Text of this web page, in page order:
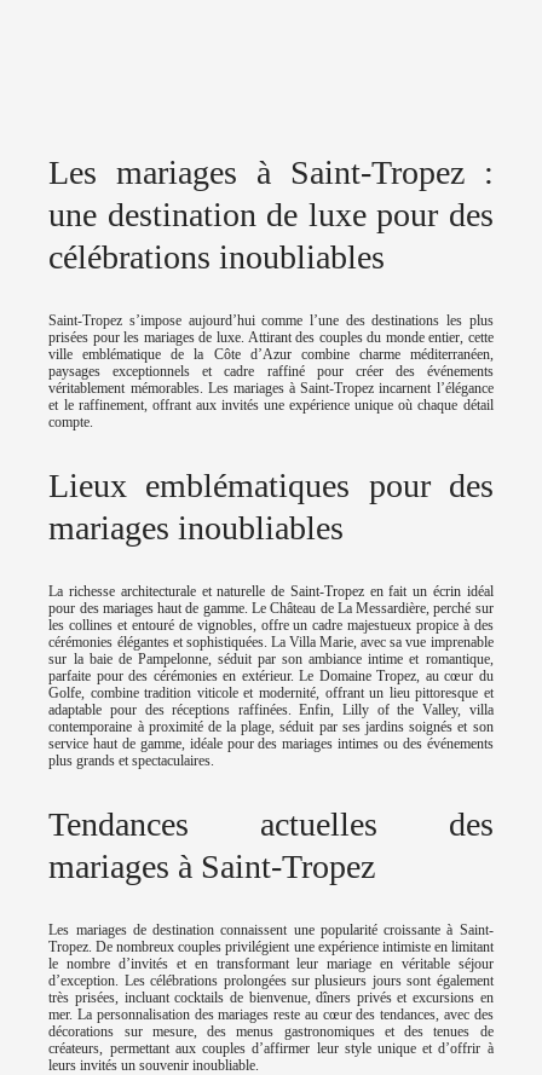
Les mariages à Saint-Tropez :
une destination de luxe pour des
célébrations inoubliables
Saint-Tropez s’impose aujourd’hui comme l’une des destinations les plus
prisées pour les mariages de luxe. Attirant des couples du monde entier, cette
ville emblématique de la Côte d’Azur combine charme méditerranéen,
paysages exceptionnels et cadre raffiné pour créer des événements
véritablement mémorables. Les mariages à Saint-Tropez incarnent l’élégance
et le raffinement, offrant aux invités une expérience unique où chaque détail
compte.
Lieux emblématiques pour des
mariages inoubliables
La richesse architecturale et naturelle de Saint-Tropez en fait un écrin idéal
pour des mariages haut de gamme. Le Château de La Messardière, perché sur
les collines et entouré de vignobles, offre un cadre majestueux propice à des
cérémonies élégantes et sophistiquées. La Villa Marie, avec sa vue imprenable
sur la baie de Pampelonne, séduit par son ambiance intime et romantique,
parfaite pour des cérémonies en extérieur. Le Domaine Tropez, au cœur du
Golfe, combine tradition viticole et modernité, offrant un lieu pittoresque et
adaptable pour des réceptions raffinées. Enfin, Lilly of the Valley, villa
contemporaine à proximité de la plage, séduit par ses jardins soignés et son
service haut de gamme, idéale pour des mariages intimes ou des événements
plus grands et spectaculaires.
Tendances actuelles des
mariages à Saint-Tropez
Les mariages de destination connaissent une popularité croissante à Saint-
Tropez. De nombreux couples privilégient une expérience intimiste en limitant
le nombre d’invités et en transformant leur mariage en véritable séjour
d’exception. Les célébrations prolongées sur plusieurs jours sont également
très prisées, incluant cocktails de bienvenue, dîners privés et excursions en
mer. La personnalisation des mariages reste au cœur des tendances, avec des
décorations sur mesure, des menus gastronomiques et des tenues de
créateurs, permettant aux couples d’affirmer leur style unique et d’offrir à
leurs invités un souvenir inoubliable.